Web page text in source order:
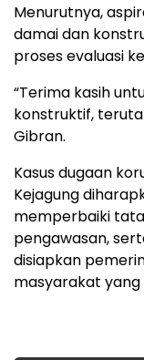
Menurutnya,
damai dan
proses evaluasi
“Terima kasih
konstruktif,
Gibran.
Kasus dugaan
Kejagung
memperbaiki
pengawasan,
disiapkan
masyarakat